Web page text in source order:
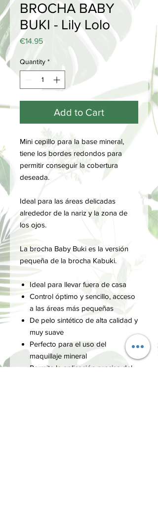
BROCHA BABY
BUKI - Lily Lolo
€14.95Price
Quantity *
Add to Cart
Mini cepillo para la base mineral,
tiene los bordes redondos para
permitir conseguir la cobertura
deseada.
Ideal para las áreas delicadas
alrededor de la nariz y la zona de
los ojos.
La brocha Baby Buki es la versión
pequeña de la brocha Kabuki.
Ideal para llevar fuera de casa
Control óptimo y sencillo, acceso
a las áreas más pequeñas
De pelo sintético de alta calidad y
muy suave
Perfecto para el uso del
maquillaje mineral
Permite la aplicación precisa del